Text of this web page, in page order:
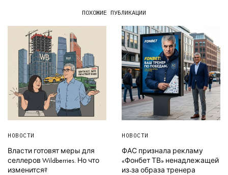
ПОХОЖИЕ ПУБЛИКАЦИИ
НОВОСТИ
Власти готовят меры для
селлеров Wildberries. Но что
изменится?
НОВОСТИ
ФАС признала рекламу
«Фонбет ТВ» ненадлежащей
из-за образа тренера